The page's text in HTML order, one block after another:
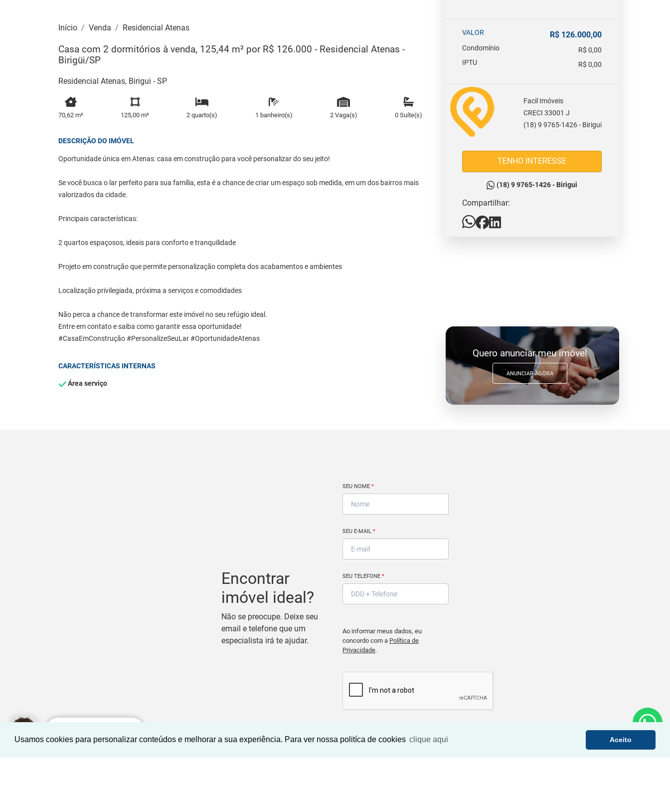
Usamos cookies para personalizar conteúdos e melhorar a sua experiência. Para ver nossa politíca de cookies clique aqui Aceito
Início Venda Residencial Atenas
Casa com 2 dormitórios à venda, 125,44 m² por R$ 126.000 - Residencial Atenas -
Birigüi/SP
Residencial Atenas, Birigui - SP
70,62 m² 125,00 m² 2 quarto(s) 1 banheiro(s) 2 Vaga(s) 0 Suíte(s)
DESCRIÇÃO DO IMÓVEL
Oportunidade única em Atenas: casa em construção para você personalizar do seu jeito!
Se você busca o lar perfeito para sua família, esta é a chance de criar um espaço sob medida, em um dos bairros mais
valorizados da cidade.
Principais características:
2 quartos espaçosos, ideais para conforto e tranquilidade
Projeto em construção que permite personalização completa dos acabamentos e ambientes
Localização privilegiada, próxima a serviços e comodidades
Não perca a chance de transformar este imóvel no seu refúgio ideal.
Entre em contato e saiba como garantir essa oportunidade!
#CasaEmConstrução #PersonalizeSeuLar #OportunidadeAtenas
CARACTERÍSTICAS INTERNAS
Área serviço
VALOR R$ 126.000,00
Condomínio
R$ 0,00
IPTU
R$ 0,00
Facil Imóveis
CRECI 33001 J
(18) 9 9765-1426 - Birigui
TENHO INTERESSE
(18) 9 9765-1426 - Birigui
Compartilhar:
Quero anunciar meu imóvel
ANUNCIAR AGORA
Encontrar
imóvel ideal?
Não se preocupe. Deixe seu
email e telefone que um
especialista irá te ajudar.
SEU NOME *
SEU E-MAIL *
SEU TELEFONE *
Ao informar meus dados, eu
concordo com a Política de
Privacidade.